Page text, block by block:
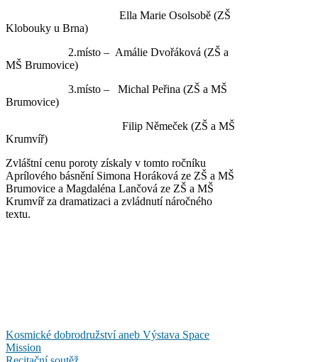
Ella Marie Osolsobě (ZŠ
Klobouky u Brna)
2.místo – Amálie Dvořáková (ZŠ a
MŠ Brumovice)
3.místo – Michal Peřina (ZŠ a MŠ
Brumovice)
Filip Němeček (ZŠ a MŠ
Krumvíř)
Zvláštní cenu poroty získaly v tomto ročníku
Aprílového básnění Simona Horáková ze ZŠ a MŠ
Brumovice a Magdaléna Lančová ze ZŠ a MŠ
Krumvíř za dramatizaci a zvládnutí náročného
textu.
Navigace
pro
Kosmické dobrodružství aneb Výstava Space
Mission